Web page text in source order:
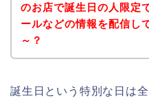
のお店で誕生日の人限定
ールなどの情報を配信し
～？
誕生日という特別な日は